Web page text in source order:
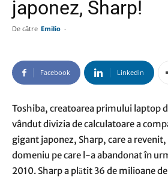
japonez, Sharp!
De către Emilio -
Facebook Linkedin
Toshiba, creatoarea primului laptop
vândut divizia de calculatoare a
gigant japonez, Sharp, care a
domeniu pe care l-a abandonat în
2010. Sharp a plătit 36 de milioane